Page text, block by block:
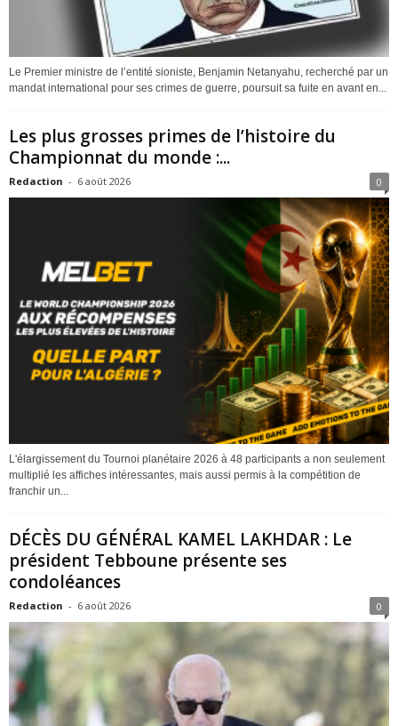
Le Premier ministre de l’entité sioniste, Benjamin Netanyahu, recherché par un
mandat international pour ses crimes de guerre, poursuit sa fuite en avant en...
Les plus grosses primes de l’histoire du
Championnat du monde :...
Redaction - 6 août 2026 0
L'élargissement du Tournoi planétaire 2026 à 48 participants a non seulement
multiplié les affiches intéressantes, mais aussi permis à la compétition de
franchir un...
DÉCÈS DU GÉNÉRAL KAMEL LAKHDAR : Le
président Tebboune présente ses
condoléances
Redaction - 6 août 2026 0